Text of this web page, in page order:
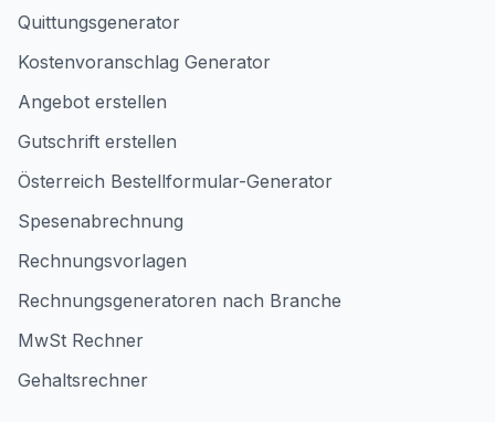
Quittungsgenerator
Kostenvoranschlag Generator
Angebot erstellen
Gutschrift erstellen
Österreich Bestellformular-Generator
Spesenabrechnung
Rechnungsvorlagen
Rechnungsgeneratoren nach Branche
MwSt Rechner
Gehaltsrechner